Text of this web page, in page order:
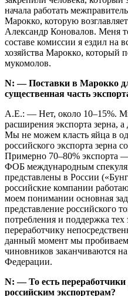
начала работать
Марокко, которую
Александр Коновалов. Меня
составе комиссии я ездил на
хозяйства Марокко, который
мукомолов.
N: — Поставки в Марокко
существенная часть
А.Е.: — Нет, около 10–15%.
расширения экспорта зерна,
Мы не можем класть яйца в
российского экспорта зерна
Примерно 70–80% экспорта
ФОБ международным
представлены в России
российские компании
моем понимании основная
представление российского
потребления и поддержка тех
переработчику
данный момент мы
чиновников заканчиваются
Федерации.
N: — То есть переработчики
российским экспортерам?